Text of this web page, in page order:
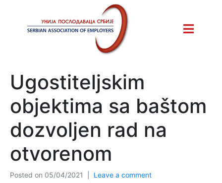
Ugostiteljskim
objektima sa baštom
dozvoljen rad na
otvorenom
Posted on 05/04/2021 Leave a comment